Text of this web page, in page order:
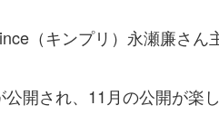
（キンプリ）永瀬廉さん
公開され、11月の公開が楽